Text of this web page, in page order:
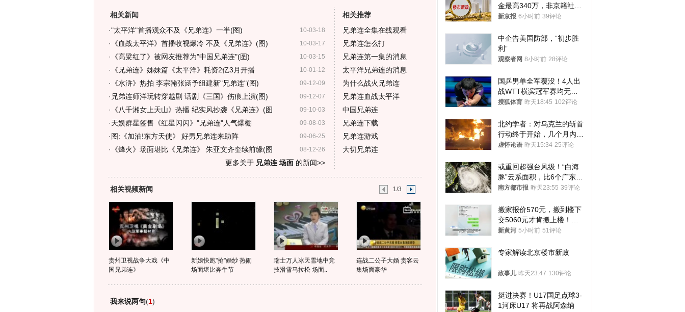
相关新闻
10-03-18
·"太平洋"首播观众不及《兄弟连》一半(图)
10-03-17
· 《血战太平洋》首播收视爆冷 不及《兄弟连》(图)
10-03-15
· 《高粱红了》被网友推荐为"中国兄弟连"(图)
10-01-12
· 《兄弟连》姊妹篇《太平洋》耗资2亿3月开播
09-12-09
· 《水浒》热拍 李宗翰张涵予组建新"兄弟连"(图)
09-12-07
· 兄弟连师洋玩转穿越剧 话剧《三国》伤痕上演(图)
09-10-03
· 《八千湘女上天山》热播 纪实风抄袭《兄弟连》(图
09-08-03
·天娱群星签售《红星闪闪》"兄弟连"人气爆棚
09-06-25
· 图:《加油!东方天使》 好男兄弟连来助阵
08-12-26
· 《烽火》场面堪比《兄弟连》 朱亚文齐奎续前缘(图
更多关于 兄弟连 场面的新闻>>
相关推荐
兄弟连全集在线观看
兄弟连怎么打
兄弟连第一集的消息
太平洋兄弟连的消息
为什么战火兄弟连
兄弟连血战太平洋
中国兄弟连
兄弟连下载
兄弟连游戏
大切兄弟连
相关视频新闻 1/3
贵州卫视战争大戏《中
国兄弟连》
新娘快跑"抢"婚纱 热闹
场面堪比奔牛节
瑞士万人冰天雪地中竞
技滑雪马拉松 场面..
连战二公子大婚 贵客云
集场面豪华
我来说两句(1)
金最高340万，非京籍社保
1年
新京报 6小时前 39评论
中企告美国防部，“初步胜
利”
观察者网 8小时前 28评论
国乒男单全军覆没！4人出
战WTT横滨冠军赛均无缘
八强
搜狐体育 昨天18:45 102评论
北约学者：对乌克兰的斩首
行动终于开始，几个月内乌
将投降
虚怀论语 昨天15:34 25评论
或重回超强台风级！“白海
豚”云系面积，比6个广东还
大！深圳官方：注意这件事
南方都市报 昨天23:55 39评论
搬家报价570元，搬到楼下
交5060元才肯搬上楼！女
子傻眼了……
新黄河 5小时前 51评论
专家解读北京楼市新政
政事儿 昨天23:47 130评论
挺进决赛！U17国足点球3-
1河床U17 将再战阿森纳